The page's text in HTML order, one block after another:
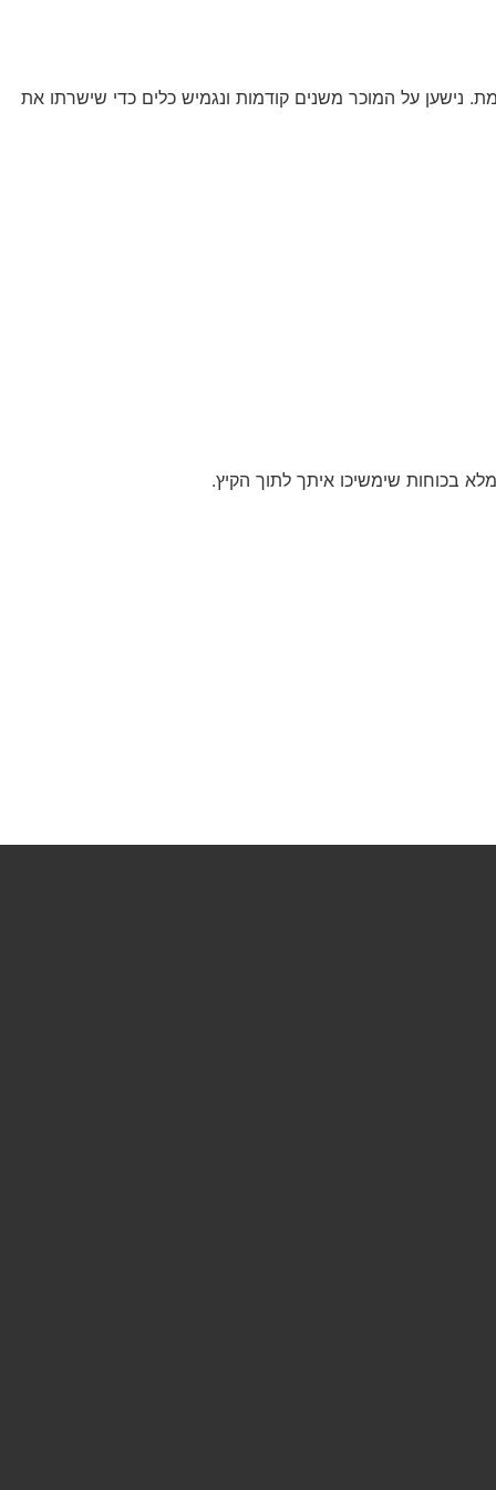
נישען על המוכר משנים קודמות ונגמיש כלים כדי שישרתו את
בכוחות שימשיכו איתך לתוך הקיץ.